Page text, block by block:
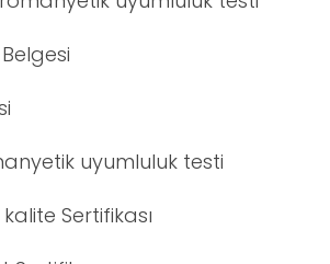
uyumluluk testi
Sertifikası